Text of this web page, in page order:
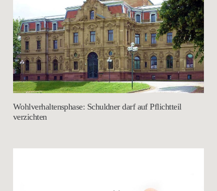
Wohlverhaltensphase: Schuldner darf auf Pflichtteil
verzichten